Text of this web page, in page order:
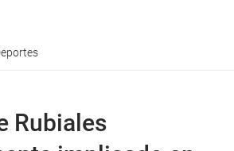
Rubiales